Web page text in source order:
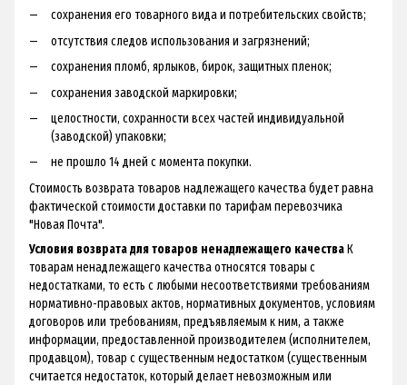
сохранения его товарного вида и потребительских свойств;
отсутствия следов использования и загрязнений;
сохранения пломб, ярлыков, бирок, защитных пленок;
сохранения заводской маркировки;
целостности, сохранности всех частей индивидуальной
(заводской) упаковки;
не прошло 14 дней с момента покупки.
Стоимость возврата товаров надлежащего качества будет равна
фактической стоимости доставки по тарифам перевозчика
"Новая Почта".
Условия возврата для товаров ненадлежащего качестваК
товарам ненадлежащего качества относятся товары с
недостатками, то есть с любыми несоответствиями требованиям
нормативно-правовых актов, нормативных документов, условиям
договоров или требованиям, предъявляемым к ним, а также
информации, предоставленной производителем (исполнителем,
продавцом), товар с существенным недостатком (существенным
считается недостаток, который делает невозможным или